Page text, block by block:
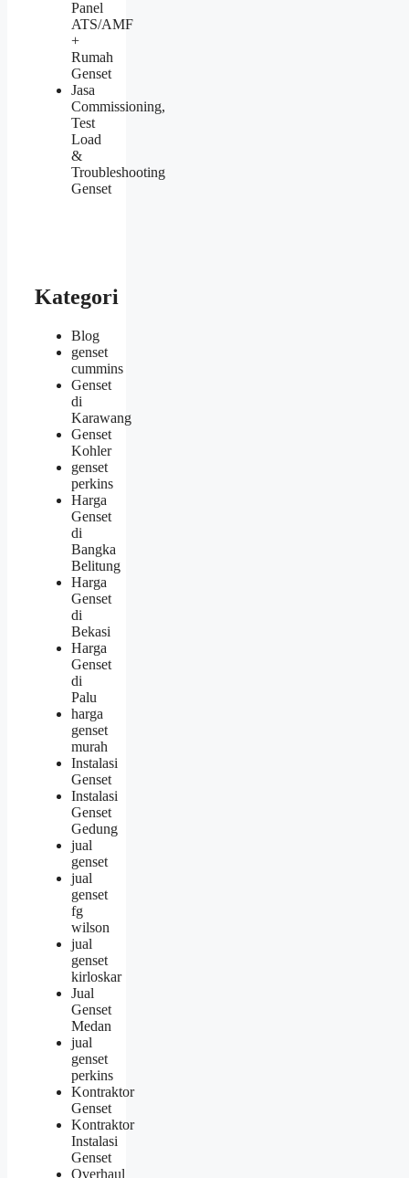
Panel
ATS/AMF
+
Rumah
Genset
Jasa
Commissioning,
Test
Load
&
Troubleshooting
Genset
Kategori
Blog
genset
cummins
Genset
di
Karawang
Genset
Kohler
genset
perkins
Harga
Genset
di
Bangka
Belitung
Harga
Genset
di
Bekasi
Harga
Genset
di
Palu
harga
genset
murah
Instalasi
Genset
Instalasi
Genset
Gedung
jual
genset
jual
genset
fg
wilson
jual
genset
kirloskar
Jual
Genset
Medan
jual
genset
perkins
Kontraktor
Genset
Kontraktor
Instalasi
Genset
Overhaul